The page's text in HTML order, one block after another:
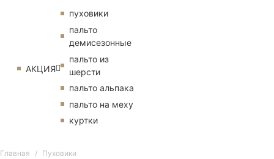
АКЦИЯ
пуховики
пальто
демисезонные
пальто из
шерсти
пальто альпака
пальто на меху
куртки
Главная Пуховики